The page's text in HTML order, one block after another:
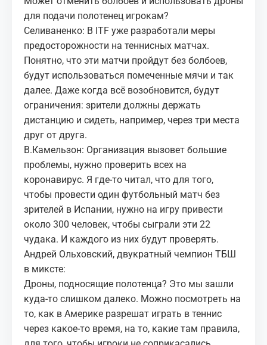
для подачи полотенец игрокам?
Селиваненко: В ITF уже разработали меры
предосторожности на теннисных матчах.
Понятно, что эти матчи пройдут без болбоев,
будут использоваться помеченные мячи и так
далее. Даже когда всё возобновится, будут
ограничения: зрители должны держать
дистанцию и сидеть, например, через три места
друг от друга.
В.Камельзон: Организация вызовет большие
проблемы, нужно проверить всех на
коронавирус. Я где-то читал, что для того,
чтобы провести один футбольный матч без
зрителей в Испании, нужно на игру привести
около 300 человек, чтобы сыграли эти 22
чудака. И каждого из них будут проверять.
Андрей Ольховский, двукратный чемпион ТБШ
в миксте:
Дроны, подносящие полотенца? Это мы зашли
куда-то слишком далеко. Можно посмотреть на
то, как в Америке разрешат играть в теннис
через какое-то время, на то, какие там правила,